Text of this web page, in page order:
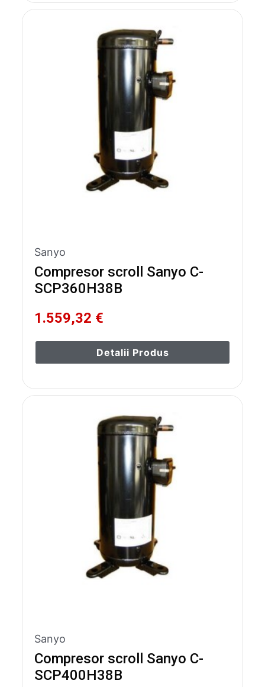
Sanyo
Compresor scroll Sanyo C-
SCP360H38B
1.559,32 €
Detalii Produs
Sanyo
Compresor scroll Sanyo C-
SCP400H38B